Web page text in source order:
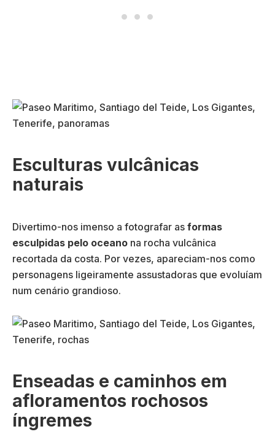
Esculturas vulcânicas
naturais
Divertimo-nos imenso a fotografar as formas
esculpidas pelo oceano na rocha vulcânica
recortada da costa. Por vezes, apareciam-nos como
personagens ligeiramente assustadoras que evoluíam
num cenário grandioso.
Enseadas e caminhos em
afloramentos rochosos
íngremes